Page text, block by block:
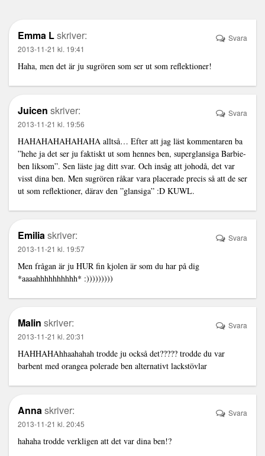
Emma Lskriver:
2013-11-21 kl. 19:41
Haha, men det är ju sugrören som ser ut som reflektioner!
Svara
Juicen skriver:
2013-11-21 kl. 19:56
HAHAHAHAHAHAHA alltså… Efter att jag läst kommentaren ba
”hehe ja det ser ju faktiskt ut som hennes ben, superglansiga Barbie-
ben liksom”. Sen läste jag ditt svar. Och insåg att johodå, det var
visst dina ben. Men sugrören råkar vara placerade precis så att de ser
ut som reflektioner, därav den ”glansiga” :D KUWL.
Svara
Emiliaskriver:
2013-11-21 kl. 19:57
Men frågan är ju HUR fin kjolen är som du har på dig
*aaaahhhhhhhhhh* :)))))))))
Svara
Malin skriver:
2013-11-21 kl. 20:31
HAHHAHAhhaahahah trodde ju också det????? trodde du var
barbent med orangea polerade ben alternativt lackstövlar
Svara
Annaskriver:
2013-11-21 kl. 20:45
hahaha trodde verkligen att det var dina ben!?
Svara